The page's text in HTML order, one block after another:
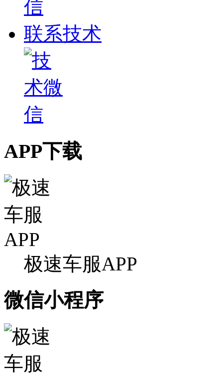
联系技术
APP下载
极速车服APP
微信小程序